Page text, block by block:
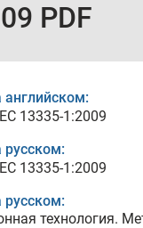
PDF
английском:
13335-1:2009
русском:
13335-1:2009
русском:
технология.